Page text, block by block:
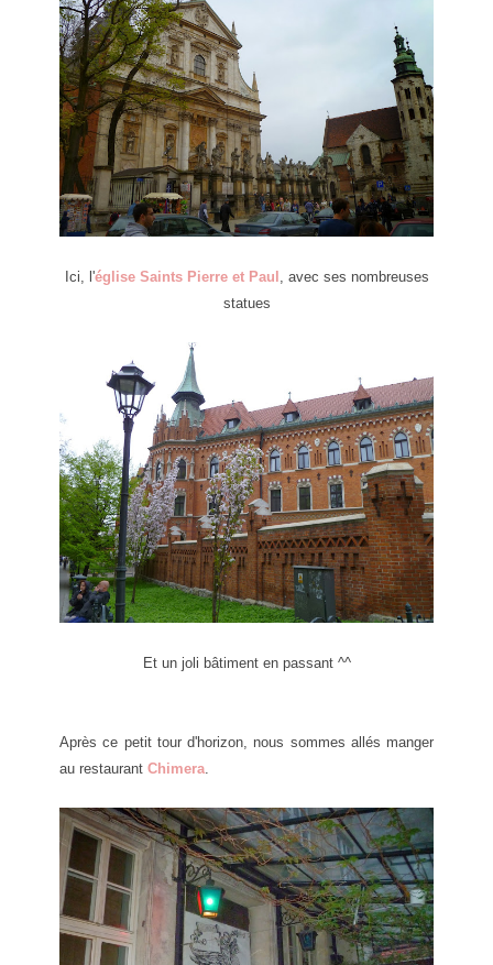
Ici, l'église Saints Pierre et Paul , avec ses nombreuses
statues
Et un joli bâtiment en passant ^^
Après ce petit tour d'horizon, nous sommes allés manger
au restaurant Chimera.